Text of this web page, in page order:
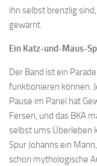
ihn selbst brenzlig
gewarnt.
Ein Katz-und-Maus-
Der Band ist ein
funktionieren können.
Pause im Panel hat
Fersen, und das BKA
selbst ums Überleben
Spur Johanns ein
schon mythologische